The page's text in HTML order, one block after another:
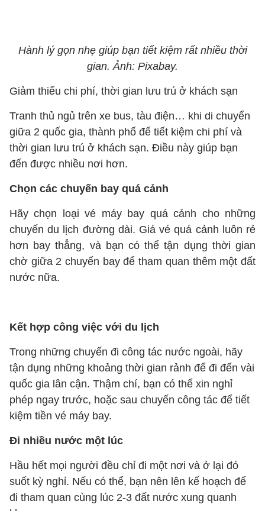
Hành lý gọn nhẹ giúp bạn tiết kiệm rất nhiều thời
gian. Ảnh: Pixabay.
Giảm thiểu chi phí, thời gian lưu trú ở khách sạn
Tranh thủ ngủ trên xe bus, tàu điện… khi di chuyển
giữa 2 quốc gia, thành phố để tiết kiệm chi phí và
thời gian lưu trú ở khách sạn. Điều này giúp bạn
đến được nhiều nơi hơn.
Chọn các chuyến bay quá cảnh
Hãy chọn loại vé máy bay quá cảnh cho những
chuyến du lịch đường dài. Giá vé quá cảnh luôn rẻ
hơn bay thẳng, và bạn có thể tận dụng thời gian
chờ giữa 2 chuyến bay để tham quan thêm một đất
nước nữa.
Kết hợp công việc với du lịch
Trong những chuyến đi công tác nước ngoài, hãy
tận dụng những khoảng thời gian rảnh để đi đến vài
quốc gia lân cận. Thậm chí, bạn có thể xin nghỉ
phép ngay trước, hoặc sau chuyến công tác để tiết
kiệm tiền vé máy bay.
Đi nhiều nước một lúc
Hầu hết mọi người đều chỉ đi một nơi và ở lại đó
suốt kỳ nghỉ. Nếu có thể, bạn nên lên kế hoạch để
đi tham quan cùng lúc 2-3 đất nước xung quanh